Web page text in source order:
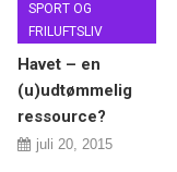
SPORT OG
FRILUFTSLIV
Havet – en
(u)udtømmelig
ressource?
juli 20, 2015